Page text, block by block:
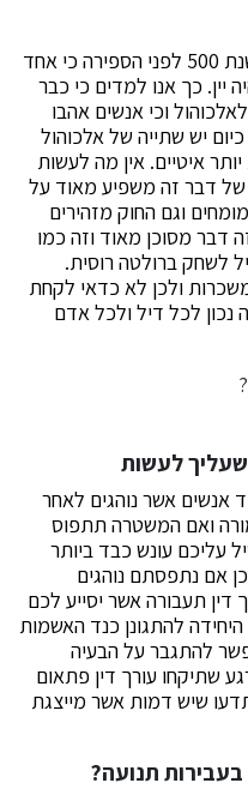
מסופר על האימפריה האתונאית משנת 500 לפני הספירה כי אחד
יין. כך אנו למדים כי כבר
לאלכוהול וכי אנשים אהבו
יש שתייה של אלכוהול
איטיים. אין מה לעשות
של דבר זה משפיע מאוד על
וגם החוק מזהירים
דבר מסוכן מאוד וזה כמו
לשחק ברולטה רוסית.
ולכן לא כדאי לקחת
נכון לכל דיל ולכל אדם
לעשות
אנשים אשר נוהגים לאחר
ואם המשטרה תתפוס
עליכם עונש כבד ביותר
אם נתפסתם נוהגים
תעבורה אשר יסייע לכם
להתגונן כנד האשמות
להתגבר על הבעיה
שתיקחו עורך דין פתאום
שיש דמות אשר מייצגת
בעבירות תנועה?